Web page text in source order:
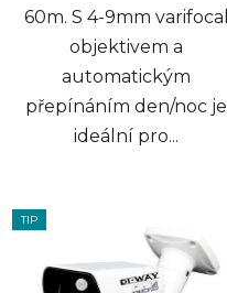
60m. S 4-9mm varifocal
objektivem a
automatickým
přepínáním den/noc je
ideální pro...
TIP